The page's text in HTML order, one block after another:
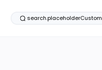
search.placeholderCustom